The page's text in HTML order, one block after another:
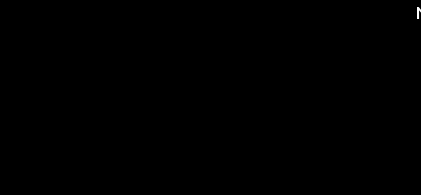
de confidentialité, en garantissant la